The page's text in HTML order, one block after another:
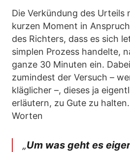
Die Verkündung des Urteils
kurzen Moment in
des Richters, dass es sich
simplen Prozess handelte,
ganze 30 Minuten ein.
zumindest der Versuch –
kläglicher –, dieses ja
erläutern, zu Gute zu
Worten
„Um was geht es